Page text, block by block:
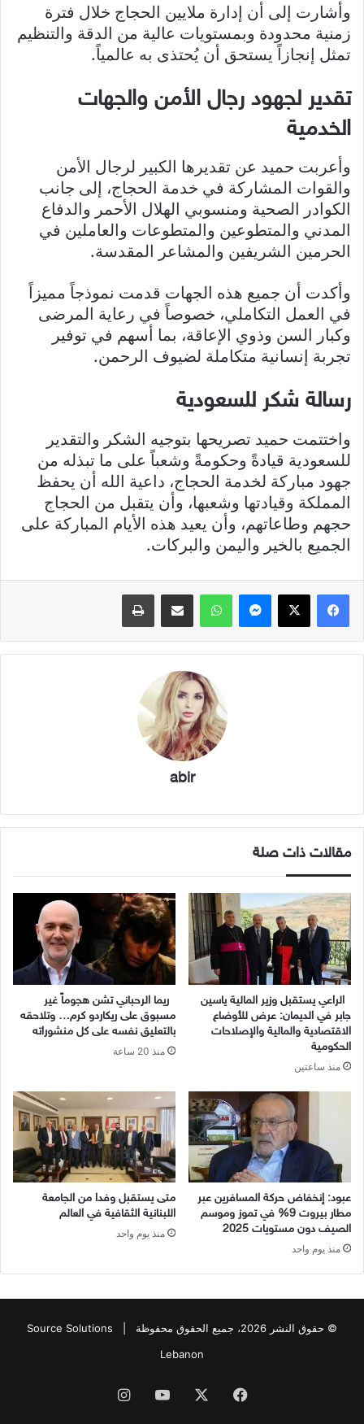
وأشارت إلى أن إدارة ملايين الحجاج خلال فترة
زمنية محدودة وبمستويات عالية من الدقة والتنظيم
تمثل إنجازاً يستحق أن يُحتذى به عالمياً.
تقدير لجهود رجال الأمن والجهات
الخدمية
وأعربت حميد عن تقديرها الكبير لرجال الأمن
والقوات المشاركة في خدمة الحجاج، إلى جانب
الكوادر الصحية ومنسوبي الهلال الأحمر والدفاع
المدني والمتطوعين والمتطوعات والعاملين في
الحرمين الشريفين والمشاعر المقدسة.
وأكدت أن جميع هذه الجهات قدمت نموذجاً مميزاً
في العمل التكاملي، خصوصاً في رعاية المرضى
وكبار السن وذوي الإعاقة، بما أسهم في توفير
تجربة إنسانية متكاملة لضيوف الرحمن.
رسالة شكر للسعودية
واختتمت حميد تصريحها بتوجيه الشكر والتقدير
للسعودية قيادةً وحكومةً وشعباً على ما تبذله من
جهود مباركة لخدمة الحجاج، داعية الله أن يحفظ
المملكة وقيادتها وشعبها، وأن يتقبل من الحجاج
حجهم وطاعاتهم، وأن يعيد هذه الأيام المباركة على
الجميع بالخير واليمن والبركات.
فيسبوك X ماسنجر واتساب مشاركة عبر البريد طباعة
abir
مقالات ذات صلة
الراعي يستقبل وزير المالية ياسين
جابر في الديمان: عرض للأوضاع
الاقتصادية والمالية والإصلاحات
الحكومية
منذ ساعتين
ريما الرحباني تشن هجوماً غير
مسبوق على ريكاردو كرم… وتلاحقه
بالتعليق نفسه على كل منشوراته
منذ 20 ساعة
عبود: إنخفاض حركة المسافرين عبر
مطار بيروت 9% في تموز وموسم
الصيف دون مستويات 2025
منذ يوم واحد
متى يستقبل وفدا من الجامعة
اللبنانية الثقافية في العالم
منذ يوم واحد
© حقوق النشر 2026، جميع الحقوق محفوظة |
Source Solutions
Lebanon
فيسبوك يوتيوبانستقرام